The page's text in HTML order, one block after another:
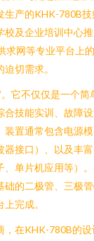
生产的KHK-780B技
校及企业培训中心
求网等专业平台上
切需求。
它不仅仅是一个简
合技能实训、故障
装置通常包含电源模
器接口）、以及丰
、单片机应用等）
础的二极管、三极
完成。
，在KHK-780B的设